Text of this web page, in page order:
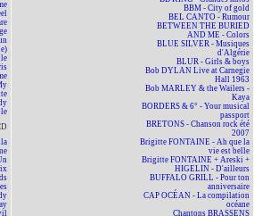
BBM - City of gold
BEL CANTO - Rumour
BETWEEN THE BURIED
AND ME - Colors
BLUE SILVER - Musiques
d'Algérie
BLUR - Girls & boys
Bob DYLAN Live at Carnegie
Hall 1963
Bob MARLEY & the Wailers -
Kaya
BORDERS & 6° - Your musical
passport
BRETONS - Chanson rock été
2007
Brigitte FONTAINE - Ah que la
vie est belle
Brigitte FONTAINE + Areski +
HIGELIN - D'ailleurs
BUFFALO GRILL - Pour ton
anniversaire
CAP OCÉAN - La compilation
océane
Chantons BRASSENS